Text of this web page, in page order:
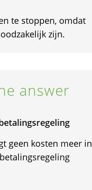
te stoppen, omdat
zijn.
answer
geen kosten meer in